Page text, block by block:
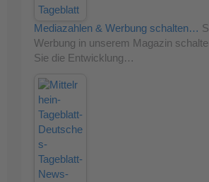
Mediazahlen & Werbung schalten…
Werbung in unserem Magazin
Sie die Entwicklung…